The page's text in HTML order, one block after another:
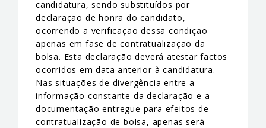
candidatura, sendo substituídos por
declaração de honra do candidato,
ocorrendo a verificação dessa condição
apenas em fase de contratualização da
bolsa. Esta declaração deverá atestar factos
ocorridos em data anterior à candidatura.
Nas situações de divergência entre a
informação constante da declaração e a
documentação entregue para efeitos de
contratualização de bolsa, apenas será